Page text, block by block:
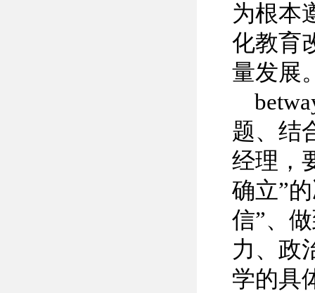
为根本
化教育
量发展
题、结
经理，
确立”
信”、
力、政
学的具